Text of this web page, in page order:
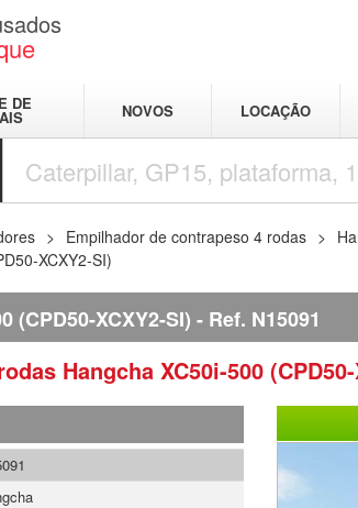
DE NOVOS LOCAÇÃO
Empilhador de contrapeso 4 rodas
XCXY2-SI)
(CPD50-XCXY2-SI) Ref. N15091
Hangcha XC50i-500